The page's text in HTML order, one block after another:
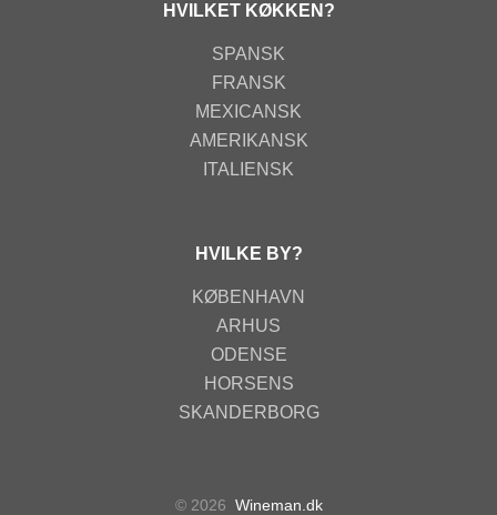
HVILKET KØKKEN?
SPANSK
FRANSK
MEXICANSK
AMERIKANSK
ITALIENSK
HVILKE BY?
KØBENHAVN
ARHUS
ODENSE
HORSENS
SKANDERBORG
© 2026 Wineman.dk